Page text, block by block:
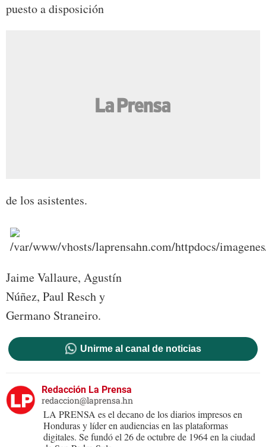
puesto a disposición
de los asistentes.
Jaime Vallaure, Agustín
Núñez, Paul Resch y
Germano Straneiro.
Unirme al canal de noticias
Redacción La Prensa
redaccion@laprensa.hn
LA PRENSA es el decano de los diarios impresos en
Honduras y líder en audiencias en las plataformas
digitales. Se fundó el 26 de octubre de 1964 en la ciudad